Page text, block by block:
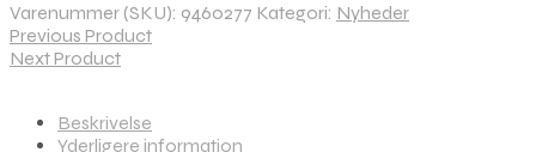
Varenummer (SKU): 9460277 Kategori: Nyheder
Previous Product
Next Product
Beskrivelse
Yderligere information